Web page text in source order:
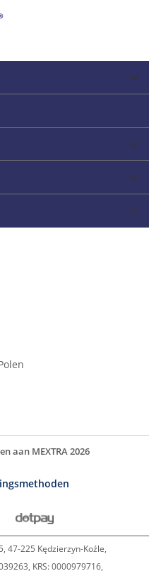
aan MEXTRA 2026
47-225 Kędzierzyn-Koźle,
KRS: 0000979716,